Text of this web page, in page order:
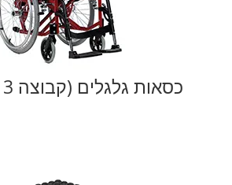
כסאות גלגלים (קבוצה 3 גב הטיה)